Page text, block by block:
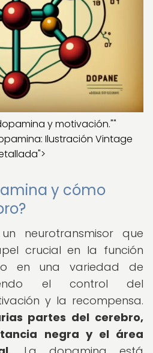
y motivación.""
Ilustración Vintage
y cómo
neurotransmisor que
crucial en la función
en una variedad de
el control del
y la recompensa.
partes del cerebro,
negra y el área